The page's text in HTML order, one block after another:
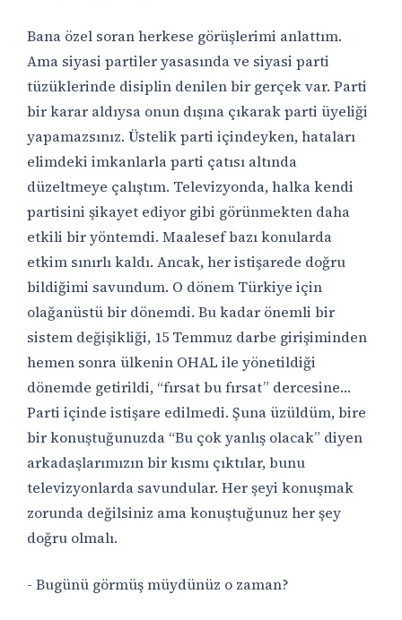
Bana özel soran herkese görüşlerimi anlattım.
Ama siyasi partiler yasasında ve siyasi parti
tüzüklerinde disiplin denilen bir gerçek var. Parti
bir karar aldıysa onun dışına çıkarak parti üyeliği
yapamazsınız. Üstelik parti içindeyken, hataları
elimdeki imkanlarla parti çatısı altında
düzeltmeye çalıştım. Televizyonda, halka kendi
partisini şikayet ediyor gibi görünmekten daha
etkili bir yöntemdi. Maalesef bazı konularda
etkim sınırlı kaldı. Ancak, her istişarede doğru
bildiğimi savundum. O dönem Türkiye için
olağanüstü bir dönemdi. Bu kadar önemli bir
sistem değişikliği, 15 Temmuz darbe girişiminden
hemen sonra ülkenin OHAL ile yönetildiği
dönemde getirildi, “fırsat bu fırsat” dercesine…
Parti içinde istişare edilmedi. Şuna üzüldüm, bire
bir konuştuğunuzda “Bu çok yanlış olacak” diyen
arkadaşlarımızın bir kısmı çıktılar, bunu
televizyonlarda savundular. Her şeyi konuşmak
zorunda değilsiniz ama konuştuğunuz her şey
doğru olmalı.
- Bugünü görmüş müydünüz o zaman?